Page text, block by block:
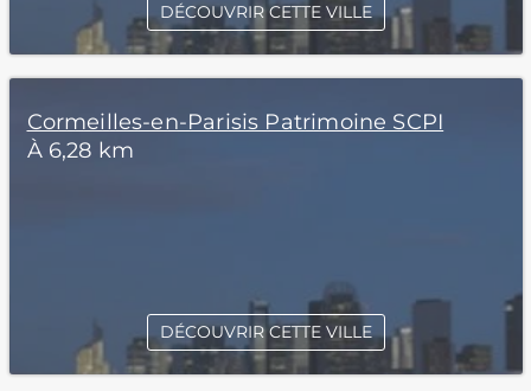
DÉCOUVRIR CETTE VILLE
Cormeilles-en-Parisis Patrimoine SCPI
À 6,28 km
DÉCOUVRIR CETTE VILLE